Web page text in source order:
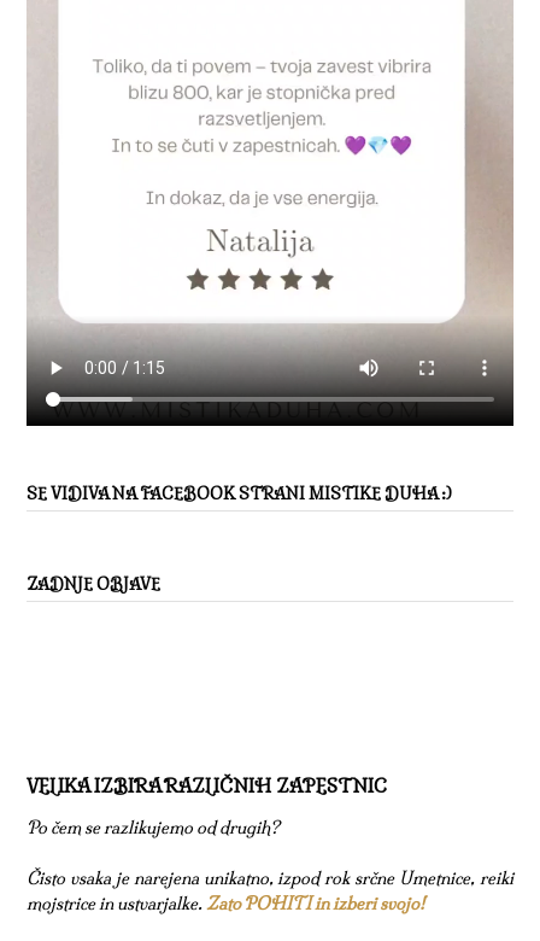
SE VIDIVA NA FACEBOOK STRANI MISTIKE DUHA :)
ZADNJE OBJAVE
VELIKA IZBIRA RAZLIČNIH ZAPESTNIC
Po čem se razlikujemo od drugih?
Čisto vsaka je narejena unikatno, izpod rok srčne Umetnice, reiki
mojstrice in ustvarjalke.Zato POHITI in izberi svojo!